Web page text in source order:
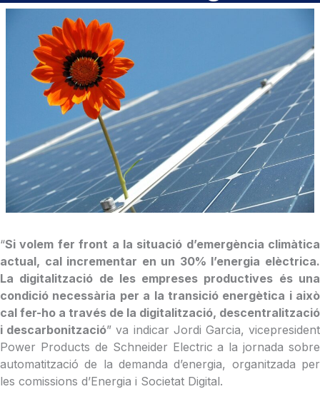
“Si volem fer front a la situació d’emergència climàtica
actual, cal incrementar en un 30% l’energia elèctrica.
La digitalització de les empreses productives és una
condició necessària per a la transició energètica i això
cal fer-ho a través de la digitalització, descentralització
i descarbonització” va indicar Jordi Garcia, vicepresident
Power Products de Schneider Electric a la jornada sobre
automatització de la demanda d’energia, organitzada per
les comissions d’Energia i Societat Digital.